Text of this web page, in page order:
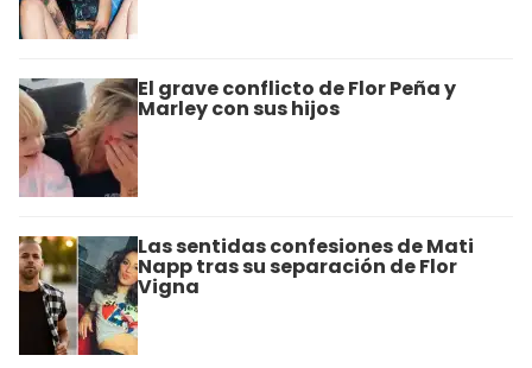
El grave conflicto de Flor Peña y
Marley con sus hijos
Las sentidas confesiones de Mati
Napp tras su separación de Flor
Vigna